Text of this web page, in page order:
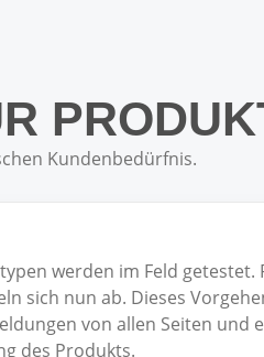
Kundenbedürfnis.
werden im Feld getestet.
sich nun ab. Dieses
von allen Seiten und
des Produkts.